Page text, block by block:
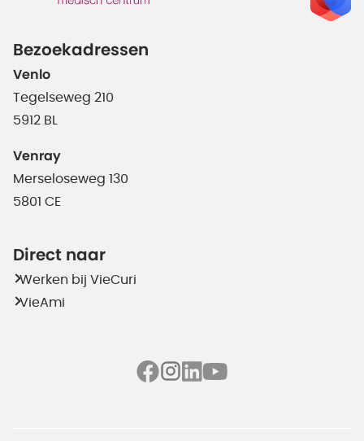
Bezoekadressen
Venlo
Tegelseweg 210
5912 BL
Venray
Merseloseweg 130
5801 CE
Direct naar
Werken bij VieCuri
VieAmi